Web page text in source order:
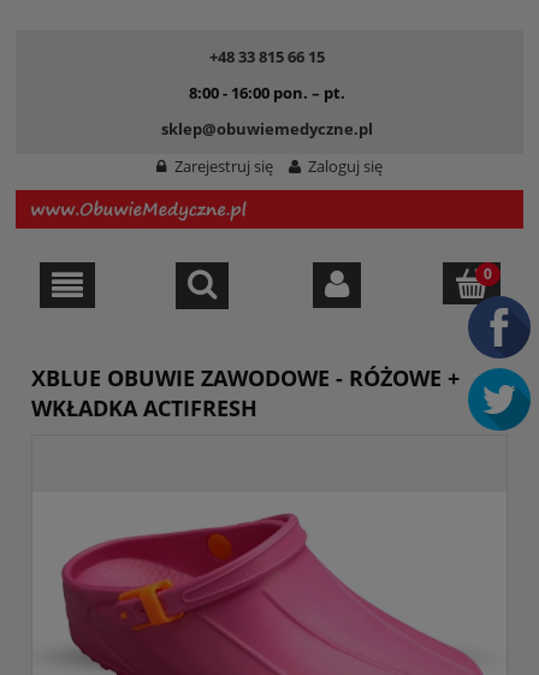
+48 33 815 66 15
8:00 - 16:00 pon. – pt.
sklep@obuwiemedyczne.pl
Zarejestruj się
Zaloguj się
XBLUE OBUWIE ZAWODOWE - RÓŻOWE +
WKŁADKA ACTIFRESH